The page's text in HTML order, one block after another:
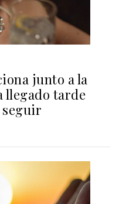
junto a la
llegado tarde
seguir